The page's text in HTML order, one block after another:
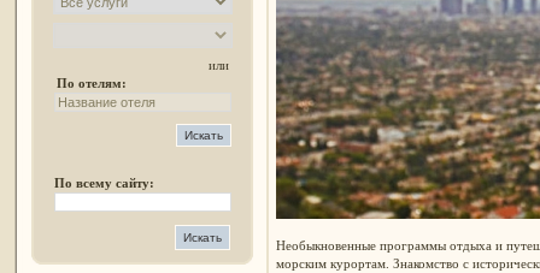
или
По отелям:
По всему сайту:
Необыкновенные программы отдыха и
морским курортам. Знакомство с